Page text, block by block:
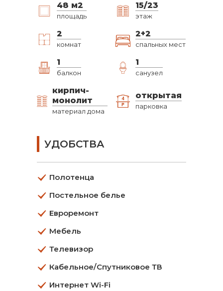
48 м2
площадь
15/23
этаж
2
комнат
2+2
спальных мест
1
балкон
1
санузел
кирпич-
монолит
материал дома
открытая
парковка
УДОБСТВА
Полотенца
Постельное белье
Евроремонт
Мебель
Телевизор
Кабельное/Спутниковое ТВ
Интернет Wi-Fi